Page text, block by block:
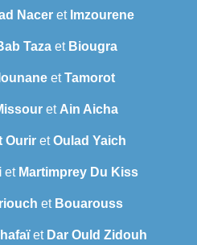
Nacer et Imzourene
Tazaet Biougra
IounaneetTamorot
et Ain Aicha
Ourir etOulad Yaich
et Martimprey Du Kiss
et Bouarouss
et Dar Ould Zidouh